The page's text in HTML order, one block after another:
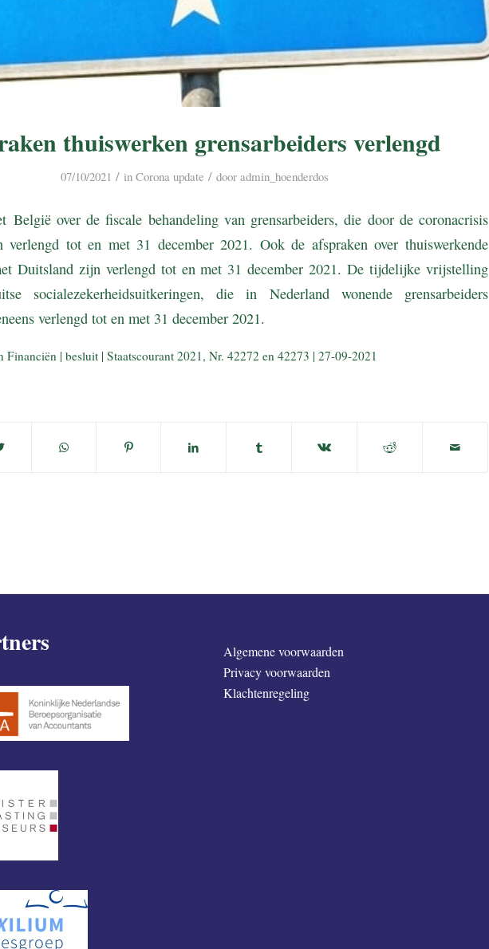
thuiswerken grensarbeiders verlengd
07/10/2021 / in Corona update / door admin_hoenderdos
België over de fiscale behandeling van grensarbeiders, die door de coronacrisis
verlengd tot en met 31 december 2021. Ook de afspraken over thuiswerkende
Duitsland zijn verlengd tot en met 31 december 2021. De tijdelijke vrijstelling
socialezekerheidsuitkeringen, die in Nederland wonende grensarbeiders
verlengd tot en met 31 december 2021.
| besluit | Staatscourant 2021, Nr. 42272 en 42273 | 27-09-2021
Algemene voorwaarden
Privacy voorwaarden
Klachtenregeling